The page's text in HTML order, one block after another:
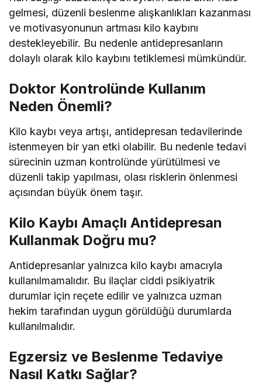
gelmesi, düzenli beslenme alışkanlıkları kazanması
ve motivasyonunun artması kilo kaybını
destekleyebilir. Bu nedenle antidepresanların
dolaylı olarak kilo kaybını tetiklemesi mümkündür.
Doktor Kontrolünde Kullanım
Neden Önemli?
Kilo kaybı veya artışı, antidepresan tedavilerinde
istenmeyen bir yan etki olabilir. Bu nedenle tedavi
sürecinin uzman kontrolünde yürütülmesi ve
düzenli takip yapılması, olası risklerin önlenmesi
açısından büyük önem taşır.
Kilo Kaybı Amaçlı Antidepresan
Kullanmak Doğru mu?
Antidepresanlar yalnızca kilo kaybı amacıyla
kullanılmamalıdır. Bu ilaçlar ciddi psikiyatrik
durumlar için reçete edilir ve yalnızca uzman
hekim tarafından uygun görüldüğü durumlarda
kullanılmalıdır.
Egzersiz ve Beslenme Tedaviye
Nasıl Katkı Sağlar?